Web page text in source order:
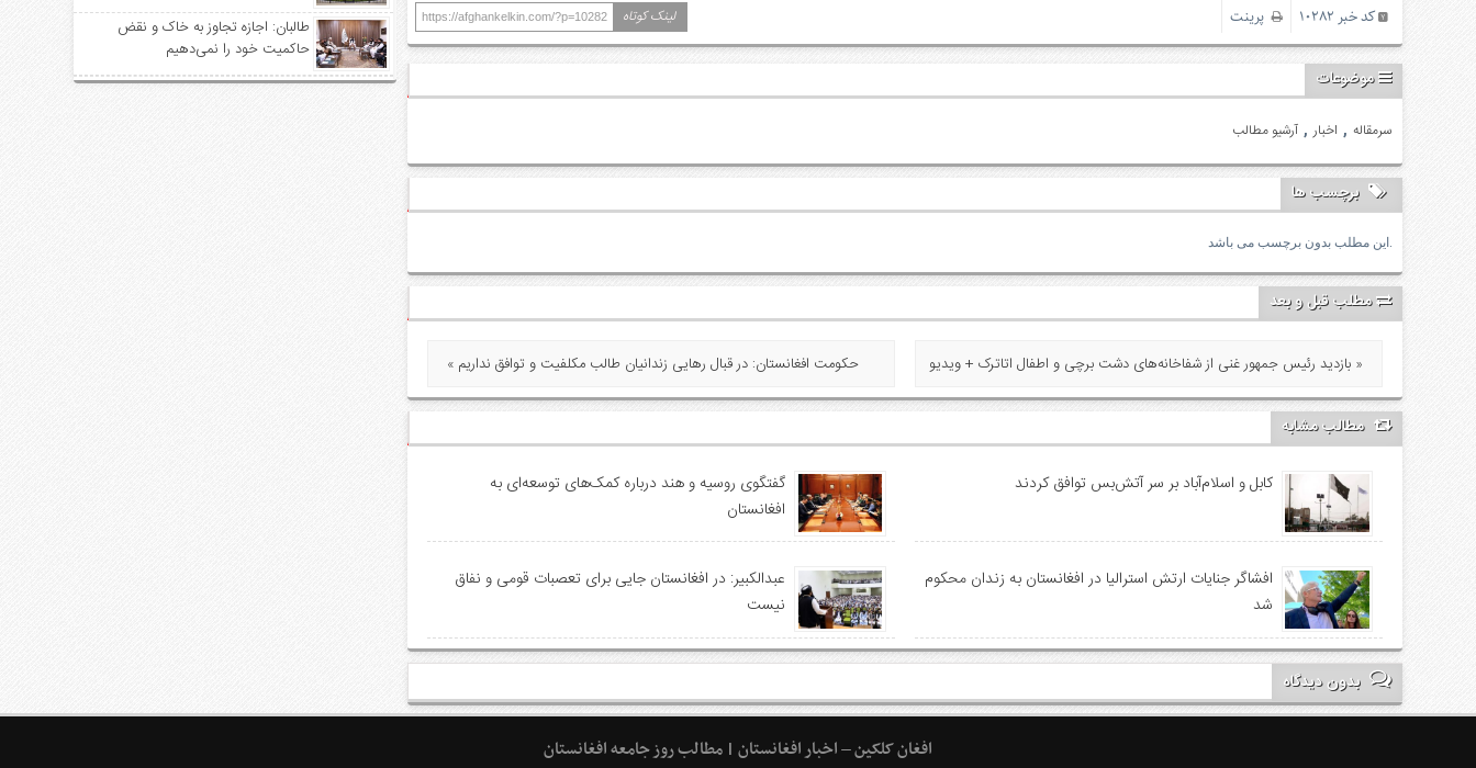
کد خبر 10282 پرینت لینک کوتاه https://afghankelkin.com/?p=10282
موضوعات
آرشیو مطالب , اخبار , سرمقاله
برچسب ها
این مطلب بدون برچسب می باشد.
مطلب قبل و بعد
بازدید رئیس جمهور غنی از شفاخانه‌های دشت برچی و اطفال اتاترک + ویدیو » « حکومت افغانستان: در قبال رهایی زندانیان طالب مکلفیت و توافق نداریم
مطالب مشابه
کابل و اسلام‌آباد بر سر آتش‌بس توافق کردند
گفتگوی روسیه و هند درباره کمک‌های توسعه‌ای به
افغانستان
افشاگر جنایات ارتش استرالیا در افغانستان به زندان محکوم
شد
عبدالکبیر: در افغانستان جایی برای تعصبات قومی و نفاق
نیست
بدون دیدگاه
طالبان: اجازه تجاوز به خاک و نقض
حاکمیت خود را نمی‌دهیم
افغان کلکین – اخبار افغانستان | مطالب روز جامعه افغانستان